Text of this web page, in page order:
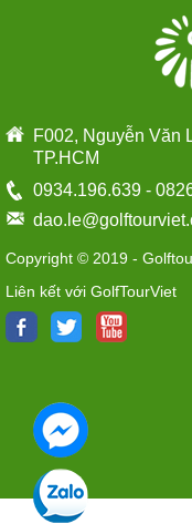
F002, Nguyễn Văn
TP.HCM
0934.196.639 -
Copyright © 2019 -
Liên kết với GolfTourViet